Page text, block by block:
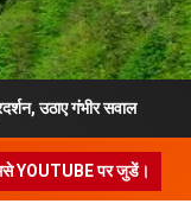
सवाल
YOUTUBE पर जुडें।